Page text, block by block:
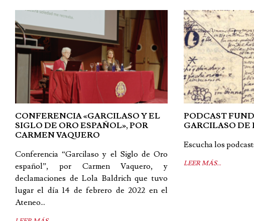
CONFERENCIA «GARCILASO Y EL
SIGLO DE ORO ESPAÑOL», POR
CARMEN VAQUERO
Conferencia “Garcilaso y el Siglo de Oro
español”, por Carmen Vaquero, y
declamaciones de Lola Baldrich que tuvo
lugar el día 14 de febrero de 2022 en el
Ateneo...
PODCAST
GARCILASO DE
Escucha los
LEER MÁS…